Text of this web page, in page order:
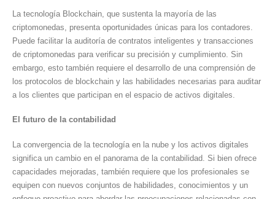
La tecnología Blockchain, que sustenta la mayoría de las
criptomonedas, presenta oportunidades únicas para los contadores.
Puede facilitar la auditoría de contratos inteligentes y transacciones
de criptomonedas para verificar su precisión y cumplimiento. Sin
embargo, esto también requiere el desarrollo de una comprensión de
los protocolos de blockchain y las habilidades necesarias para auditar
a los clientes que participan en el espacio de activos digitales.
El futuro de la contabilidad
La convergencia de la tecnología en la nube y los activos digitales
significa un cambio en el panorama de la contabilidad. Si bien ofrece
capacidades mejoradas, también requiere que los profesionales se
equipen con nuevos conjuntos de habilidades, conocimientos y un